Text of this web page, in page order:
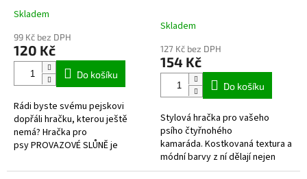
slon 28x12cm
Průměrné
produktu
je
hvězdiček.
Skladem
99 Kč bez DPH
120 Kč
Do košíku
Rádi byste svému pejskovi
dopřáli hračku, kterou ještě
nemá? Hračka pro
psy PROVAZOVÉ SLŮNĚ je
pejsky od nejmenších po velká...
Skladem
127 Kč bez DPH
154 Kč
Do košíku
Stylová hračka pro vašeho
psího čtyřnohého
kamaráda. Kostkovaná textura a
módní barvy z ní dělají nejen
skvělou hračku, ale také stylový